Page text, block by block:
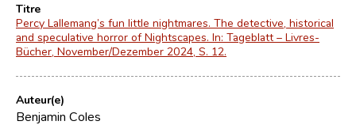
Titre
Percy Lallemang’s fun little nightmares. The detective, historical
and speculative horror of Nightscapes. In: Tageblatt – Livres-
Bücher, November/Dezember 2024, S. 12.
Auteur(e)
Benjamin Coles